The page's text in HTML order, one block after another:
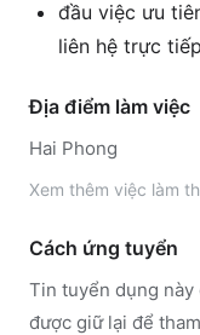
đầu việc ưu
liên hệ trực
Địa điểm làm việc
Hai Phong
Xem thêm việc làm
Cách ứng tuyển
Tin tuyển dụng
được giữ lại để